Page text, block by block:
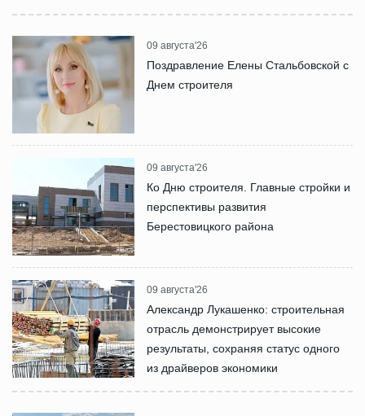
09 августа'26
Поздравление Елены Стальбовской с
Днем строителя
09 августа'26
Ко Дню строителя. Главные стройки и
перспективы развития
Берестовицкого района
09 августа'26
Александр Лукашенко: строительная
отрасль демонстрирует высокие
результаты, сохраняя статус одного
из драйверов экономики